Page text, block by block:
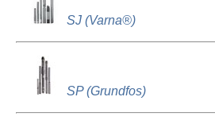
SJ (Varna®)
SP (Grundfos)